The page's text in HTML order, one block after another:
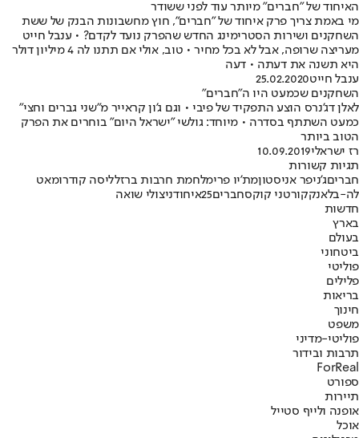
האיחוד של "חברים" מיותר עוד לפני ששודר
מי באמת צריך פרק איחוד של "חברים", חוץ מחשבונות הבנק של ששת
השחקנים ושירות הסטרימינג החדש שהפרק נועד לקדם? • ענבל חייט
מעריצה שרופה, אבל לא בכל מחיר • טוב, אולי אם תתנו לה 4 מיליון דולר
היא תשנה את דעתה • דעה
ענבל חייט25.02.2020
השחקנים שכמעט היו ה"חברים"
לאלן דג'נרס הוצע התפקיד של פיבי • וגם ג'ון קראייר מ"שני גברים וחצי"
כמעט השתתף בסדרה • מיוחד: גולשי "ישראל היום" בוחרים את הפרק
הטוב ביותר
רז ישראלי10.09.2019
תגיות קשורות
חבריםג'ניפר אניסטוןמת'יו פרימלחמת חרבות ברזלליסה קודרומאט
לה-בלאנקקורטני קוקסחברים25 איחודניצולי שואה
חדשות
בארץ
בעולם
ביטחוני
פוליטי
פלילים
בריאות
חינוך
משפט
פוליטי-מדיני
תרבות ובידור
ForReal
ספורט
תיירות
אופנה ולייף סטייל
אוכל